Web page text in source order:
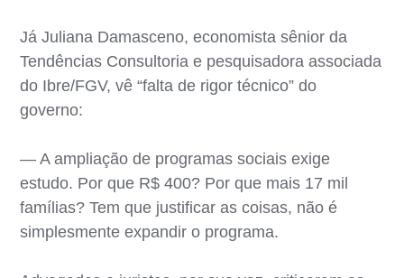
Já Juliana Damasceno, economista sênior da
Tendências Consultoria e pesquisadora associada
do Ibre/FGV, vê “falta de rigor técnico” do
governo:
— A ampliação de programas sociais exige
estudo. Por que R$ 400? Por que mais 17 mil
famílias? Tem que justificar as coisas, não é
simplesmente expandir o programa.